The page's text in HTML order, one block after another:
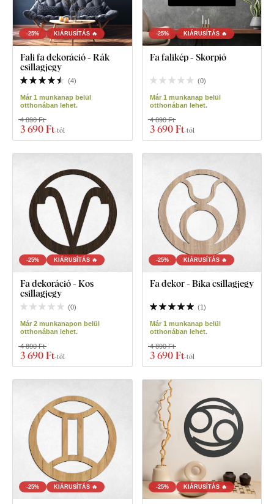
-25% KIÁRUSÍTÁS 🔥
Fali fa dekoráció - Rák
csillagjegy
(4)
Már 1 munkanap belül
otthonában lehet.
3 690 Ft-tól
4 890 Ft
-25% KIÁRUSÍTÁS 🔥
Fa falikép - Skorpió
(0)
Már 1 munkanap belül
otthonában lehet.
3 690 Ft-tól
4 890 Ft
-25% KIÁRUSÍTÁS 🔥
Fa dekoráció - Kos
csillagjegy
(0)
Már 2 munkanapon belül
otthonában lehet.
3 690 Ft-tól
4 890 Ft
-25% KIÁRUSÍTÁS 🔥
Fa dekor - Bika csillagjegy
(1 )
Már 1 munkanap belül
otthonában lehet.
3 690 Ft-tól
4 890 Ft
-25% KIÁRUSÍTÁS 🔥 -25% KIÁRUSÍTÁS 🔥